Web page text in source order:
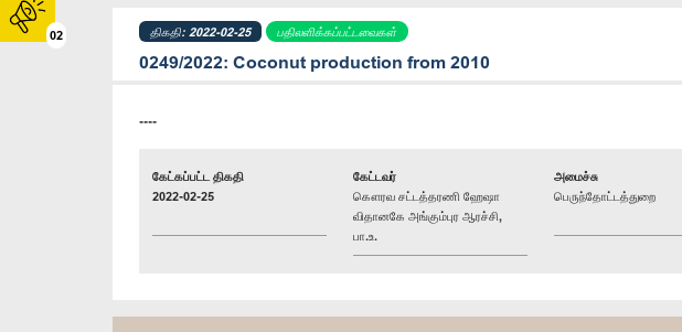
02 திகதி: 2022-02-25 பதிலளிக்கப்பட்டவைகள்
0249/2022: Coconut production from 2010
----
கேட்கப்பட்ட திகதி
2022-02-25
கேட்டவர்
கௌரவ சட்டத்தரணி ஹேஷா
விதானகே அங்கும்புர ஆரச்சி,
பா.உ.
அமைச்சு
பெருந்தோட்டத்துறை